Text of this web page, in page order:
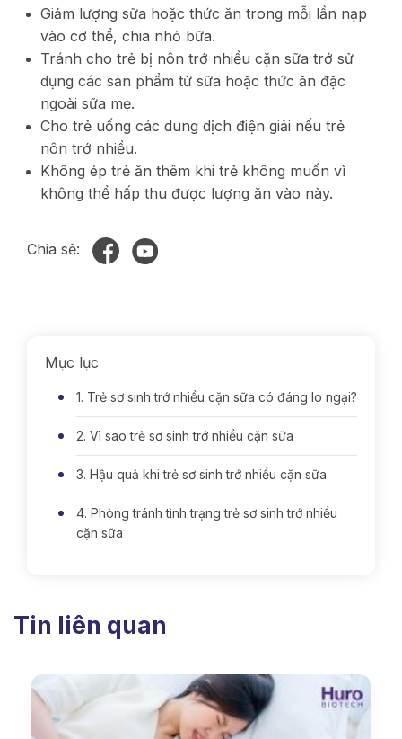
Giảm lượng sữa hoặc thức ăn trong mỗi lần nạp
vào cơ thể, chia nhỏ bữa.
Tránh cho trẻ bị nôn trớ nhiều cặn sữa trớ sử
dụng các sản phẩm từ sữa hoặc thức ăn đặc
ngoài sữa mẹ.
Cho trẻ uống các dung dịch điện giải nếu trẻ
nôn trớ nhiều.
Không ép trẻ ăn thêm khi trẻ không muốn vì
không thể hấp thu được lượng ăn vào này.
Chia sẻ:
Mục lục
1. Trẻ sơ sinh trớ nhiều cặn sữa có đáng lo ngại?
2. Vì sao trẻ sơ sinh trớ nhiều cặn sữa
3. Hậu quả khi trẻ sơ sinh trớ nhiều cặn sữa
4. Phòng tránh tình trạng trẻ sơ sinh trớ nhiều
cặn sữa
Tin liên quan